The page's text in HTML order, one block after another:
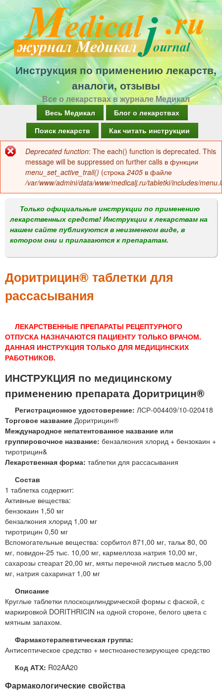
Перейти
к
основному
содержанию
Инструкция по применению лекарств,
аналоги, отзывы
Все о лекарствах в журнале Медикал
а
в
о
м
е
н
Весь Медикал
Блог о лекарствах
Поиск лекарств
Как читать инструкции
Сообщение
об
ошибке
Deprecated function: The each() function is deprecated. This
message will be suppressed on further calls в функции
menu_set_active_trail() (строка 2405 в файле
/var/www/admini/data/www/medicalj.ru/tabletki/includes/
Только официальные инструкции по применению
лекарственных средств! Инструкции к лекарствам на
нашем сайте публикуются в неизменном виде, в
котором они и прилагаются к препаратам.
Доритрицин® таблетки для
рассасывания
ЛЕКАРСТВЕННЫЕ ПРЕПАРАТЫ РЕЦЕПТУРНОГО
ОТПУСКА НАЗНАЧАЮТСЯ ПАЦИЕНТУ ТОЛЬКО ВРАЧОМ.
ДАННАЯ ИНСТРУКЦИЯ ТОЛЬКО ДЛЯ МЕДИЦИНСКИХ
РАБОТНИКОВ.
ИНСТРУКЦИЯ по медицинскому
применению препарата Доритрицин®
Регистрационное удостоверение: ЛСР-004409/10-020418
Торговое название Доритрицин®
Международное непатентованное название или
группировочное название: бензалкония хлорид + бензокаин +
тиротрицин&
Лекарственная форма: таблетки для рассасывания
Состав
1 таблетка содержит:
Активные вещества:
бензокаин 1,50 мг
бензалкония хлорид 1,00 мг
тиротрицин 0,50 мг
Вспомогательные вещества: сорбитол 871,00 мг, тальк 80, 00
мг, повидон-25 тыс. 10,00 мг, кармеллоза натрия 10,00 мг,
сахарозы стеарат 20,00 мг, мяты перечной листьев масло 5,00
мг, натрия сахаринат 1,00 мг
Описание
Круглые таблетки плоскоцилиндрической формы с фаской, с
маркировкой DORITHRICIN на одной стороне, белого цвета с
мятным запахом.
Фармакотерапевтическая группа:
Антисептическое средство + местноанестезирующее средство
Код АТХ: R02AA20
Фармакологические свойства